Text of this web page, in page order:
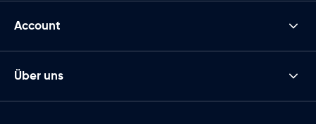
Account
Über uns